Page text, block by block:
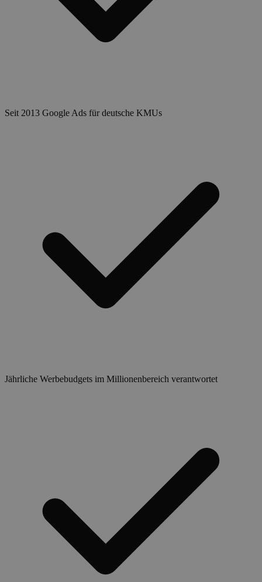
Seit 2013 Google Ads für deutsche KMUs
Jährliche Werbebudgets im Millionenbereich verantwortet